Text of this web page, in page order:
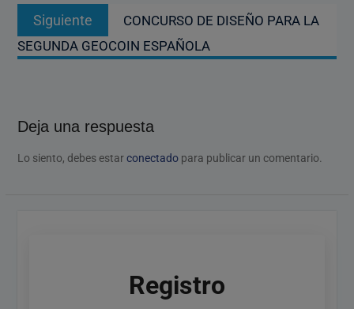
Siguiente
siguiente:
CONCURSO DE DISEÑO PARA LA
SEGUNDA GEOCOIN ESPAÑOLA
Deja una respuesta
Lo siento, debes estarconectadopara publicar un comentario.
Registro